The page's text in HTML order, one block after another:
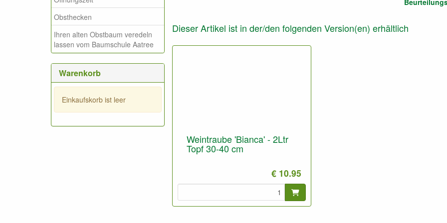
Obsthecken
Ihren alten Obstbaum veredeln
lassen vom Baumschule Aatree
Warenkorb
Einkaufskorb ist leer
Dieser Artikel ist in der/den folgenden Version(en) erhältlich
Weintraube 'Bianca' - 2Ltr
Topf 30-40 cm
€ 10.95